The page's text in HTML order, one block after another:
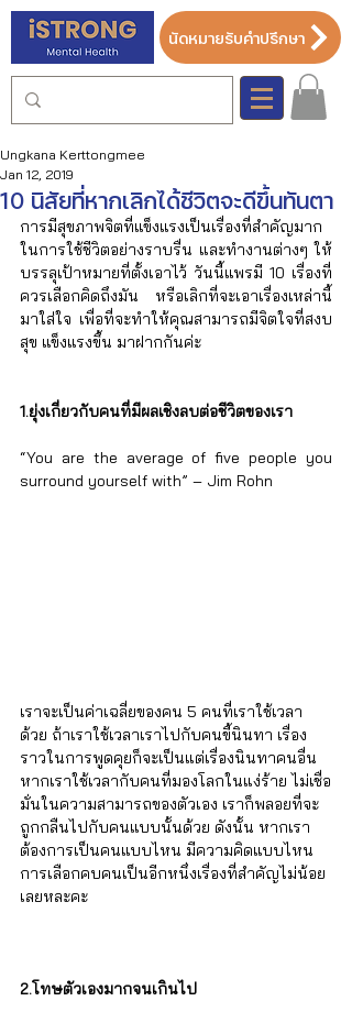
นัดหมายรับคำปรึกษา
10 นิสัยที่หากเลิกได้ชีวิตจะดีขึ้นทันตา
Ungkana Kerttongmee
Jan 12, 2019
การมีสุขภาพจิตที่แข็งแรงเป็นเรื่องที่สำคัญมาก
ในการใช้ชีวิตอย่างราบรื่น และทำงานต่างๆ ให้
บรรลุเป้าหมายที่ตั้งเอาไว้ วันนี้แพรมี 10 เรื่องที่
ควรเลือกคิดถึงมัน หรือเลิกที่จะเอาเรื่องเหล่านี้
มาใส่ใจ เพื่อที่จะทำให้คุณสามารถมีจิตใจที่สงบ
สุข แข็งแรงขึ้น มาฝากกันค่ะ
1.ยุ่งเกี่ยวกับคนที่มีผลเชิงลบต่อชีวิตของเรา
“You are the average of five people you
surround yourself with” – Jim Rohn
เราจะเป็นค่าเฉลี่ยของคน 5 คนที่เราใช้เวลา
ด้วย ถ้าเราใช้เวลาเราไปกับคนขี้นินทา เรื่อง
ราวในการพูดคุยก็จะเป็นแต่เรื่องนินทาคนอื่น
หากเราใช้เวลากับคนที่มองโลกในแง่ร้าย ไม่เชื่อ
มั่นในความสามารถของตัวเอง เราก็พลอยที่จะ
ถูกกลืนไปกับคนแบบนั้นด้วย ดังนั้น หากเรา
ต้องการเป็นคนแบบไหน มีความคิดแบบไหน
การเลือกคบคนเป็นอีกหนึ่งเรื่องที่สำคัญไม่น้อย
เลยหละคะ
2.โทษตัวเองมากจนเกินไป